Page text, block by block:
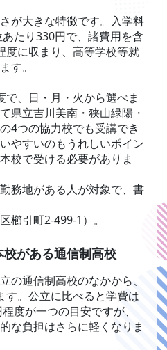
が大きな特徴です。入学料
たり330円で、諸費用を含
度に収まり、高等学校等就
す。
、日・月・火から選べま
県立吉川美南・狭山緑陽・
4つの協力校でも受講でき
やすいのもうれしいポイン
校で受ける必要がありま
務地がある人が対象で、書
櫛引町2-499-1）。
がある通信制高校
の通信制高校のなかから、
す。公立に比べると学費は
度が一つの目安ですが、
な負担はさらに軽くなりま